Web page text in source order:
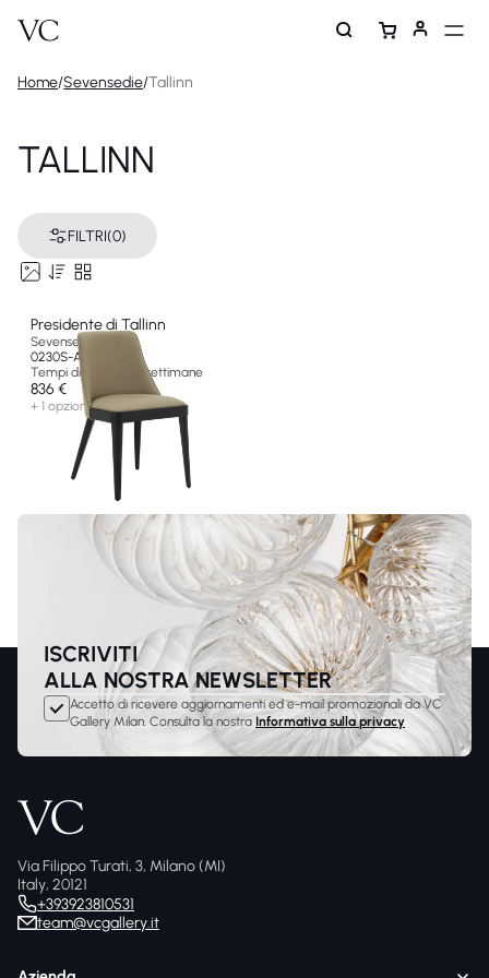
Home/Sevensedie/Tallinn
TALLINN
FILTRI(0)
Presidente di Tallinn
Sevensedie
0230S-A
Tempi di fornitura 8 settimane
836 €
+ 1 opzione
ISCRIVITI
ALLA NOSTRA NEWSLETTER
Accetto di ricevere aggiornamenti ed e-mail promozionali da VC
Gallery Milan. Consulta la nostra Informativa sulla privacy
Via Filippo Turati, 3, Milano (MI)
Italy, 20121
+393923810531
team@vcgallery.it